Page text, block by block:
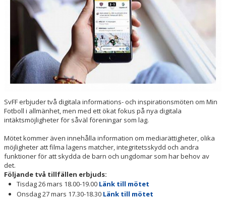
UTBILDNINGAR
TRÄNING- OCH HÄLSA
REGISTERUTDRAG
TÄVLINGSDOKUMENT
DOMARUTBILDNING BARN- OCH UNGDOM
SvFF erbjuder två digitala informations- och inspirationsmöten om Min
Fotboll i allmänhet, men med ett ökat fokus på nya digitala
intäktsmöjligheter för såväl föreningar som lag.
Mötet kommer även innehålla information om mediarättigheter, olika
möjligheter att filma lagens matcher, integritetsskydd och andra
funktioner för att skydda de barn och ungdomar som har behov av
det.
Följande två tillfällen erbjuds:
Tisdag 26 mars 18.00-19.00 Länk till mötet
Onsdag 27 mars 17.30-18.30 Länk till mötet